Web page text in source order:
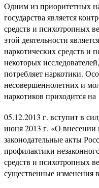
Одним из приоритетных
государства является
средств и психотропных
этой деятельности
наркотических средств
некоторых
потребляет наркотики.
несовершеннолетних и
наркотиков приходится на
05.12.2013 г. вступит в
июня 2013 г. «О внесении
законодательные акты
профилактики
средств и психотропных
существенные изменения